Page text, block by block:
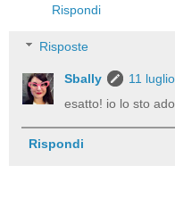
Rispondi
Risposte
Sbally
11
esatto! io lo sto
Rispondi